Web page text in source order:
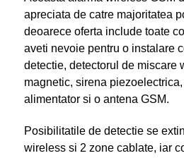
apreciata de catre majoritatea
deoarece oferta include toate
aveti nevoie pentru o instalare
detectie, detectorul de miscare
magnetic, sirena
alimentator si o antena GSM.
Posibilitatile de detectie se
wireless si 2 zone cablate, iar